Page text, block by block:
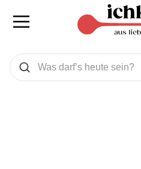
Was wollen Sie suchen
Suchen